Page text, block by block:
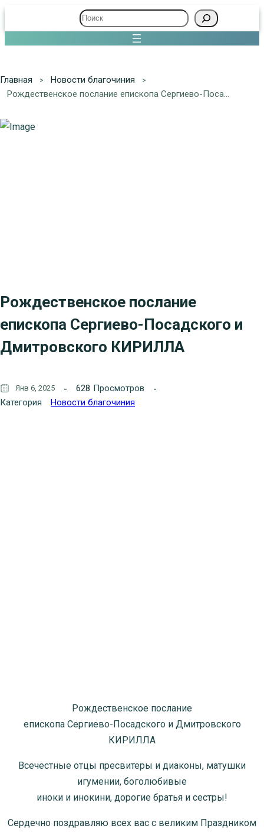
Поиск
Главная
Новости благочиния
Рождественское послание епископа Сергиево-Посадского и Дмитровского КИРИЛЛА
Рождественское послание
епископа Сергиево-Посадского и
Дмитровского КИРИЛЛА
Янв 6, 2025 628 Просмотров
Категория
Новости благочиния
Рождественское послание
епископа Сергиево-Посадского и Дмитровского
КИРИЛЛА
Всечестные отцы пресвитеры и диаконы, матушки
игумении, боголюбивые
иноки и инокини, дорогие братья и сестры!
Сердечно поздравляю всех вас с великим Праздником